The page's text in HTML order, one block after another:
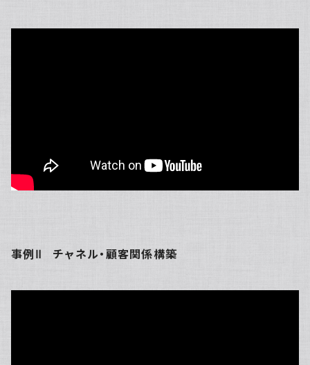
事例Ⅱ チャネル・顧客関係構築